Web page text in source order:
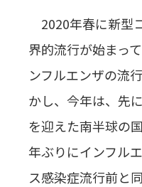
2020年春に新型
界的流行が始まっ
ンフルエンザの流
かし、今年は、先
を迎えた南半球の
年ぶりにインフル
ス感染症流行前と